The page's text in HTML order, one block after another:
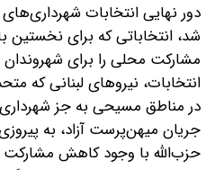
مشارکت محلی را برای شهروندان
انتخابات، نیروهای لبنانی که
در مناطق مسیحی به ‌جز شهرداری
جریان میهن‌‌پرست آزاد، به
حزب‌الله با وجود کاهش